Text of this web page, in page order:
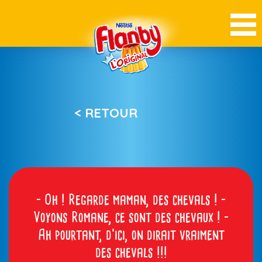
< RETOUR
– Oh ! Regarde maman, des chevals ! –
Voyons Romane, ce sont des chevaux ! –
Ah pourtant, d’ici, on dirait vraiment
des chevals !!!